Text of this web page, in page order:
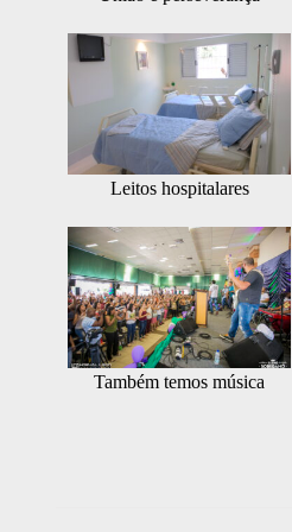
Leitos hospitalares
Também temos música